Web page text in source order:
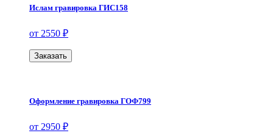
Ислам гравировка ГИС158
от 2550 ₽
Заказать
Оформление гравировка ГОФ799
от 2950 ₽